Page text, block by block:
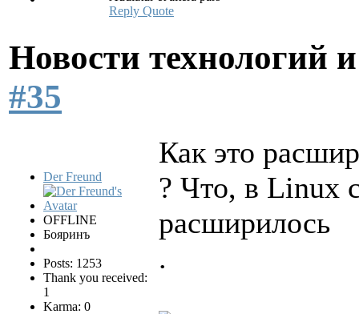
Reply Quote
Новости технологий
#35
Der Freund
OFFLINE
Бояринъ
Posts: 1253
Thank you received:
1
Karma: 0
Как это
? Что, в Linux
расширилось
.